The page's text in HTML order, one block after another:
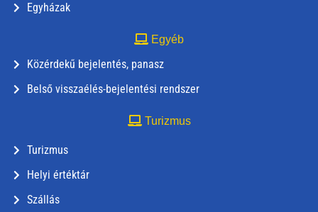
Egyházak
Egyéb
Közérdekű bejelentés, panasz
Belső visszaélés-bejelentési rendszer
Turizmus
Turizmus
Helyi értéktár
Szállás